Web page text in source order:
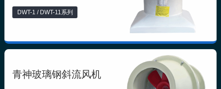
DWT-1 / DWT-11系列
青神玻璃钢斜流风机